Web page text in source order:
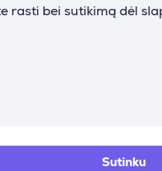
rasti bei sutikimą dėl
Sutinku